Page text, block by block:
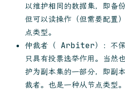
以维护相同的数据集，即备
但可以读操作（但需要配置
点类型。
仲裁者（ Arbiter）：不保
只具有投票选举作用。当然
护为副本集的一部分，即副
裁者。也是一种从节点类型。